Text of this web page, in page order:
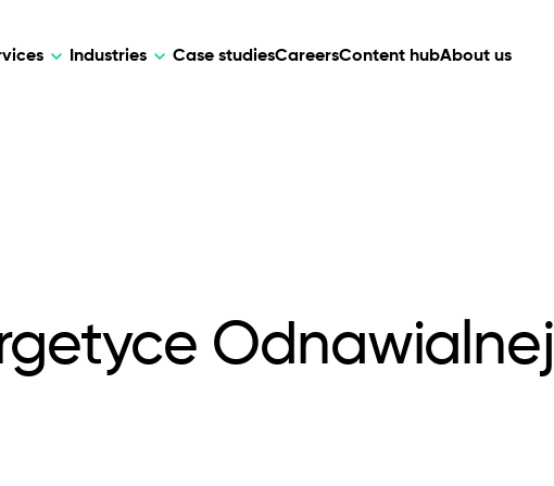
Industries Case studiesCareersContent hubAbout us
Odnawialnej